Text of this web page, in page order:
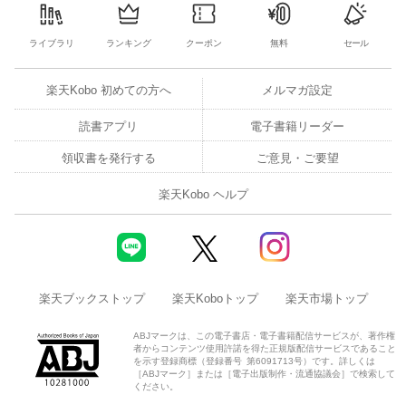
ライブラリ ランキング クーポン 無料 セール
楽天Kobo 初めての方へ メルマガ設定
読書アプリ 電子書籍リーダー
領収書を発行する ご意見・ご要望
楽天Kobo ヘルプ
楽天ブックストップ 楽天Koboトップ 楽天市場トップ
ABJマークは、この電子書店・電子書籍配信サービスが、著作権
者からコンテンツ使用許諾を得た正規版配信サービスであること
を示す登録商標（登録番号 第6091713号）です。詳しくは
［ABJマーク］または［電子出版制作・流通協議会］で検索して
ください。